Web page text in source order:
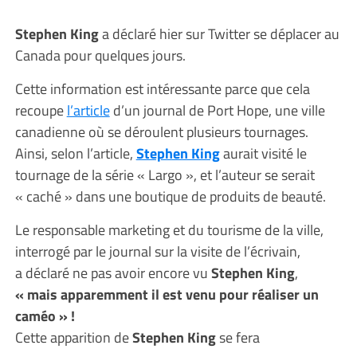
Stephen Kinga déclaré hier sur Twitter se déplacer au
Canada pour quelques jours.
Cette information est intéressante parce que cela
recoupel’articled’un journal de Port Hope, une ville
canadienne où se déroulent plusieurs tournages.
Ainsi, selon l’article,Stephen Kingaurait visité le
tournage de la série « Largo », et l’auteur se serait
« caché » dans une boutique de produits de beauté.
Le responsable marketing et du tourisme de la ville,
interrogé par le journal sur la visite de l’écrivain,
a déclaré ne pas avoir encore vuStephen King,
« mais apparemment il est venu pour réaliser un
caméo » !
Cette apparition deStephen Kingse fera